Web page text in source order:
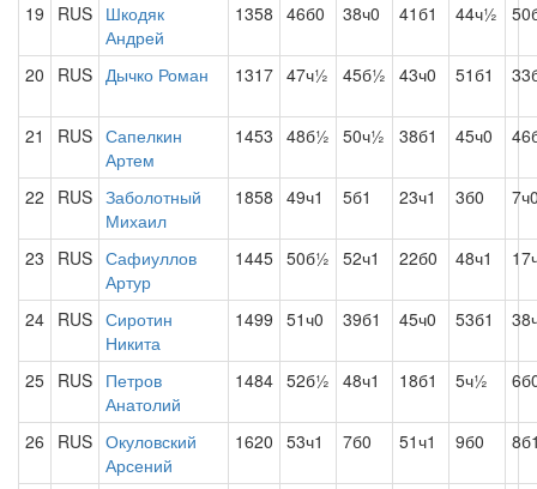
19 RUS Шкодяк
Андрей
1358 46б0 38ч0 41б1 44ч½
20 RUS Дычко Роман 1317 47ч½ 45б½ 43ч0 51б1
21 RUS Сапелкин
Артем
1453 48б½ 50ч½ 38б1 45ч0
22 RUS Заболотный
Михаил
1858 49ч1 5б1 23ч1 3б0
23 RUS Сафиуллов
Артур
1445 50б½ 52ч1 22б0 48ч1
24 RUS Сиротин
Никита
1499 51ч0 39б1 45ч0 53б1
25 RUS Петров
Анатолий
1484 52б½ 48ч1 18б1 5ч½
26 RUS Окуловский
Арсений
1620 53ч1 7б0 51ч1 9б0